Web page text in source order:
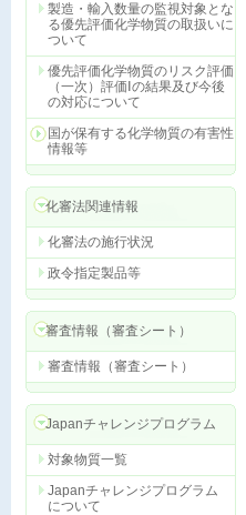
製造・輸入数量の監視対象とな
る優先評価化学物質の取扱いに
ついて
優先評価化学物質のリスク評価
（一次）評価Ⅰの結果及び今後
の対応について
国が保有する化学物質の有害性
情報等
化審法関連情報
化審法の施行状況
政令指定製品等
審査情報（審査シート）
審査情報（審査シート）
Japanチャレンジプログラム
対象物質一覧
Japanチャレンジプログラム
について